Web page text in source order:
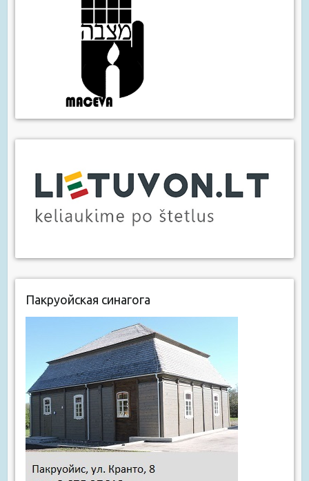
Пакруойская синагога